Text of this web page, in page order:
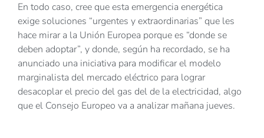
En todo caso, cree que esta emergencia energética
exige soluciones “urgentes y extraordinarias” que les
hace mirar a la Unión Europea porque es “donde se
deben adoptar”, y donde, según ha recordado, se ha
anunciado una iniciativa para modificar el modelo
marginalista del mercado eléctrico para lograr
desacoplar el precio del gas del de la electricidad, algo
que el Consejo Europeo va a analizar mañana jueves.